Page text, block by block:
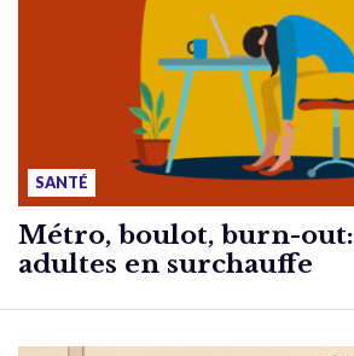
SANTÉ
Métro, boulot, burn-out:
adultes en surchauffe